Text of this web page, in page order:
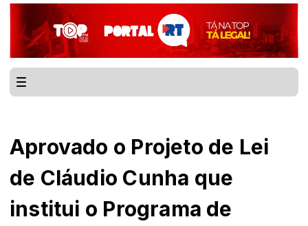
Aprovado o Projeto de Lei
de Cláudio Cunha que
institui o Programa de